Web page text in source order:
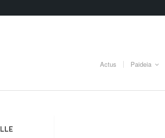
Actus Paideia